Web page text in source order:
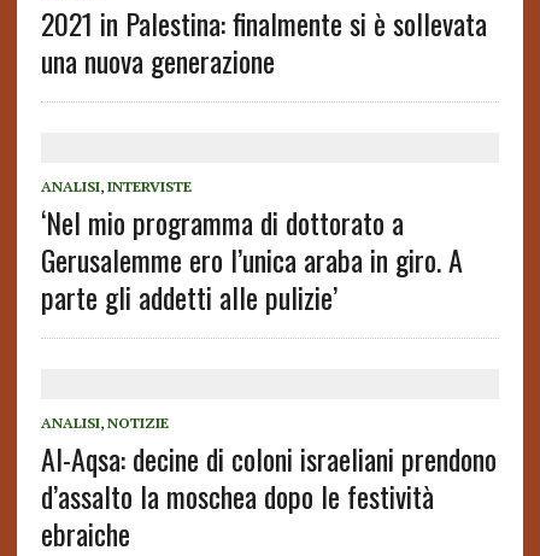
2021 in Palestina: finalmente si è sollevata
una nuova generazione
ANALISI, INTERVISTE
‘Nel mio programma di dottorato a
Gerusalemme ero l’unica araba in giro. A
parte gli addetti alle pulizie’
ANALISI, NOTIZIE
Al-Aqsa: decine di coloni israeliani prendono
d’assalto la moschea dopo le festività
ebraiche